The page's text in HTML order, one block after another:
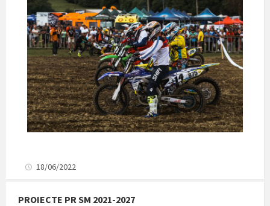
18/06/2022
PROIECTE PR SM 2021-2027